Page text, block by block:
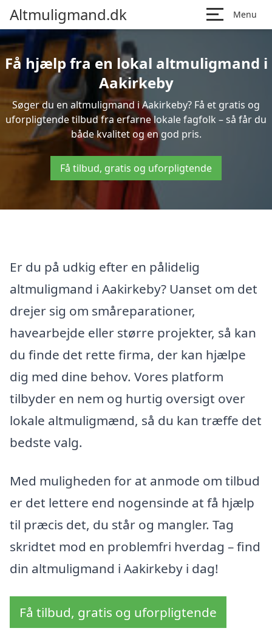
Altmuligmand.dk Menu
Få hjælp fra en lokal altmuligmand i
Aakirkeby
Søger du en altmuligmand i Aakirkeby? Få et gratis og
uforpligtende tilbud fra erfarne lokale fagfolk – så får du
både kvalitet og en god pris.
Få tilbud, gratis og uforpligtende
Er du på udkig efter en pålidelig
altmuligmand i Aakirkeby? Uanset om det
drejer sig om småreparationer,
havearbejde eller større projekter, så kan
du finde det rette firma, der kan hjælpe
dig med dine behov. Vores platform
tilbyder en nem og hurtig oversigt over
lokale altmuligmænd, så du kan træffe det
bedste valg.
Med muligheden for at anmode om tilbud
er det lettere end nogensinde at få hjælp
til præcis det, du står og mangler. Tag
skridtet mod en problemfri hverdag – find
din altmuligmand i Aakirkeby i dag!
Få tilbud, gratis og uforpligtende